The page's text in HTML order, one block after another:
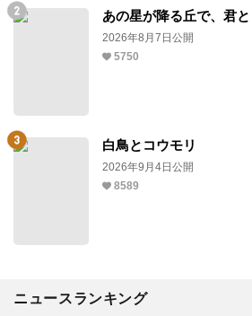
あの星が降る丘で、君と
2026年8月7日公開
5750
白鳥とコウモリ
2026年9月4日公開
8589
ニュースランキング